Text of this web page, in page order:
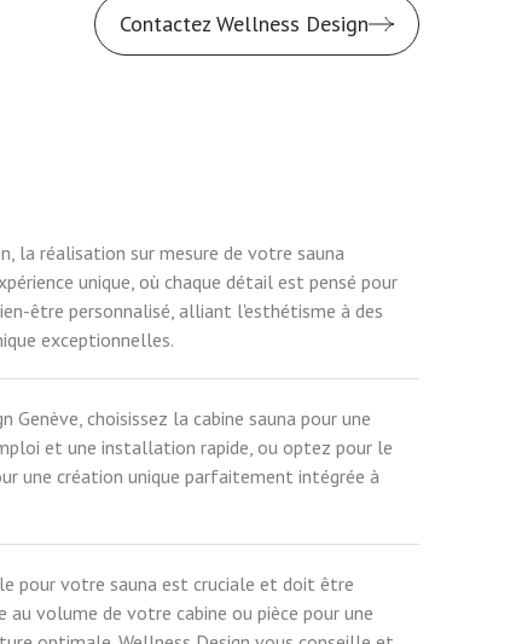
Contactez Wellness Design
la réalisation sur mesure de votre sauna
unique, où chaque détail est pensé pour
être personnalisé, alliant l'esthétisme à des
exceptionnelles.
Genève, choisissez la cabine sauna pour une
et une installation rapide, ou optez pour le
une création unique parfaitement intégrée à
pour votre sauna est cruciale et doit être
au volume de votre cabine ou pièce pour une